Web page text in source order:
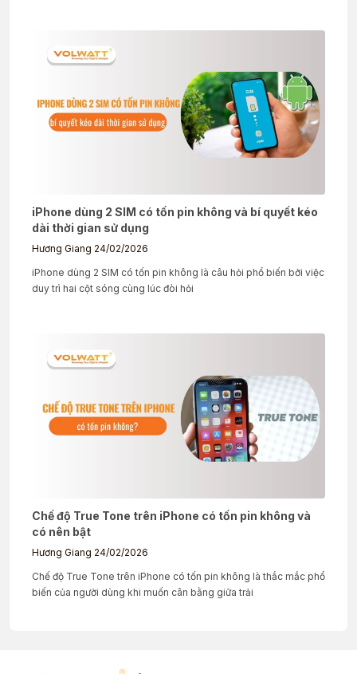
iPhone dùng 2 SIM có tốn pin không và bí quyết kéo
dài thời gian sử dụng
Hương Giang 24/02/2026
iPhone dùng 2 SIM có tốn pin không là câu hỏi phổ biến bởi việc
duy trì hai cột sóng cùng lúc đòi hỏi
Chế độ True Tone trên iPhone có tốn pin không và
có nên bật
Hương Giang 24/02/2026
Chế độ True Tone trên iPhone có tốn pin không là thắc mắc phổ
biến của người dùng khi muốn cân bằng giữa trải